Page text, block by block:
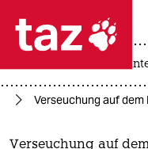
 taz
themen
usa
Verseuchung auf dem
Verseuchung auf